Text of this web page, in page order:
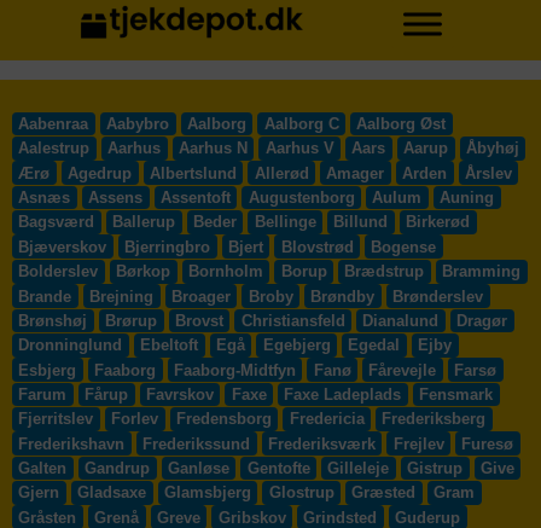
Aabenraa Aabybro Aalborg Aalborg C
Aalborg Øst
Aalestrup
Aarhus Aarhus N Aarhus V Aars Aarup
Åbyhøj
Ærø
Agedrup Albertslund Allerød Amager Arden
Årslev
Asnæs
Assens Assentoft Augustenborg Aulum
Auning
Bagsværd
Ballerup Beder Bellinge Billund
Birkerød
Bjæverskov
Bjerringbro Bjert Blovstrød
Bogense
Bolderslev
Børkop Bornholm Borup Brædstrup
Bramming
Brande
Brejning Broager Broby Brøndby
Brønderslev
Brønshøj
Brørup Brovst Christiansfeld Dianalund
Dragør
Dronninglund
Ebeltoft Egå Egebjerg Egedal
Ejby
Esbjerg
Faaborg Faaborg-Midtfyn Fanø Fårevejle
Farsø
Farum
Fårup Favrskov Faxe Faxe Ladeplads
Fensmark
Fjerritslev
Forlev Fredensborg Fredericia
Frederiksberg
Frederikshavn
Frederikssund Frederiksværk Frejlev
Furesø
Galten
Gandrup Ganløse Gentofte Gilleleje Gistrup
Give
Gjern
Gladsaxe Glamsbjerg Glostrup Græsted
Gram
Gråsten
Grenå Greve Gribskov Grindsted
Guderup